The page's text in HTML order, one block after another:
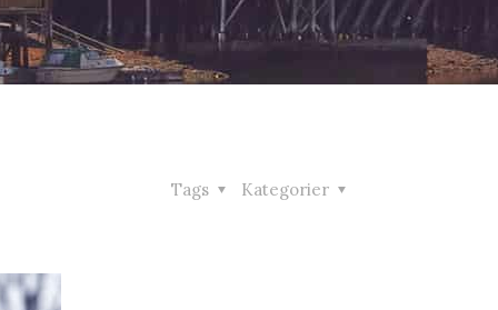
Kategorier
Tags